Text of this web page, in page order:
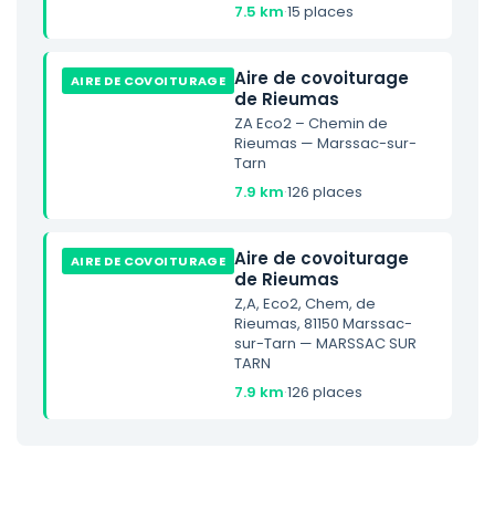
7.5 km·15 places
AIRE DE COVOITURAGE Aire de covoiturage
de Rieumas
ZA Eco2 – Chemin de
Rieumas — Marssac-sur-
Tarn
7.9 km·126 places
AIRE DE COVOITURAGE Aire de covoiturage
de Rieumas
Z,A, Eco2, Chem, de
Rieumas, 81150 Marssac-
sur-Tarn — MARSSAC SUR
TARN
7.9 km·126 places